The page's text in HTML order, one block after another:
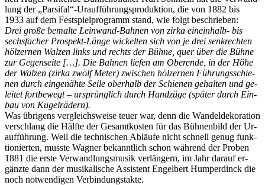
lung der „Parsifal“-Uraufführungsproduktion, die von 1882 bis
1933 auf dem Fest­spiel­pro­gramm stand, wie folgt beschrieben:
Drei gro­ße be­mal­te Lein­wand-Bah­nen von zir­ka ein­ein­halb- bis
sechs­fa­cher Pro­spekt-Län­ge wi­ckel­ten sich von je drei senk­rech­ten
höl­zer­nen Wal­zen links und rechts der Büh­ne, quer über die Büh­ne
zur Ge­gen­sei­te […]. Die Bah­nen lie­fen am Ober­en­de, in der Höhe
der Wal­zen (zir­ka zwölf Me­ter) zwi­schen höl­zer­nen Füh­rungs­schie­
nen durch ein­ge­näh­te Sei­le ober­halb der Schie­nen ge­hal­ten und ge­
lei­tet fort­be­wegt – ur­sprüng­lich durch Hand­zü­ge (spä­ter durch Ein­
bau von Kugelrädern).
Was üb­ri­gens ver­gleichs­wei­se teu­er war, denn die Wan­del­de­ko­ra­ti­on
ver­schlang die Hälf­te der Ge­samt­kos­ten für das Büh­nen­bild der Ur­
auf­füh­rung. Weil die tech­ni­schen Ab­läu­fe nicht schnell ge­nug funk­
tio­nier­ten, muss­te Wag­ner be­kannt­lich schon wäh­rend der Pro­ben
1881 die ers­te Ver­wand­lungs­mu­sik ver­län­gern, im Jahr dar­auf er­
gänz­te dann der mu­si­ka­li­sche As­sis­tent En­gel­bert Hum­per­dinck die
noch not­wen­di­gen Verbindungstakte.